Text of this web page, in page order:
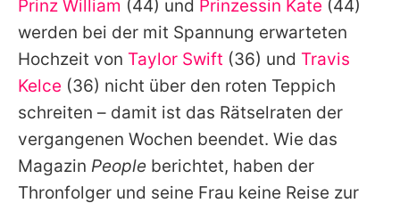
Alle Themen auf Promiflash
Jobs
App runterladen
Team
Redaktionelle Richtlinien
Prinz William (44) und Prinzessin Kate (44)
werden bei der mit Spannung erwarteten
Hochzeit von Taylor Swift (36) und Travis
Kelce (36) nicht über den roten Teppich
schreiten – damit ist das Rätselraten der
vergangenen Wochen beendet. Wie das
Magazin People berichtet, haben der
Thronfolger und seine Frau keine Reise zur